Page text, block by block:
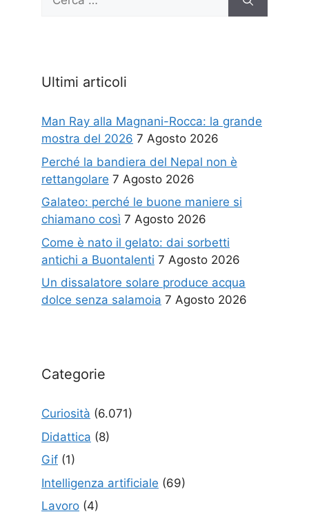
Ultimi articoli
Man Ray alla Magnani-Rocca: la grande
mostra del 2026 7 Agosto 2026
Perché la bandiera del Nepal non è
rettangolare 7 Agosto 2026
Galateo: perché le buone maniere si
chiamano così 7 Agosto 2026
Come è nato il gelato: dai sorbetti
antichi a Buontalenti 7 Agosto 2026
Un dissalatore solare produce acqua
dolce senza salamoia 7 Agosto 2026
Categorie
Curiosità (6.071)
Didattica (8)
Gif (1)
Intelligenza artificiale (69)
Lavoro (4)